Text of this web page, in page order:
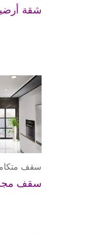
شقة
سقف
سقف